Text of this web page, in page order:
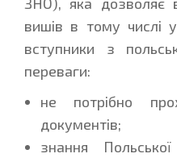
вишів в тому числі
вступники з
переваги:
не потрібно
документів;
знання